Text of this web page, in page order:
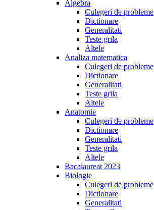
Algebra
Culegeri de probleme
Dictionare
Generalitati
Teste grila
Altele
Analiza matematica
Culegeri de probleme
Dictionare
Generalitati
Teste grila
Altele
Anatomie
Culegeri de probleme
Dictionare
Generalitati
Teste grila
Altele
Bacalaureat 2023
Biologie
Culegeri de probleme
Dictionare
Generalitati